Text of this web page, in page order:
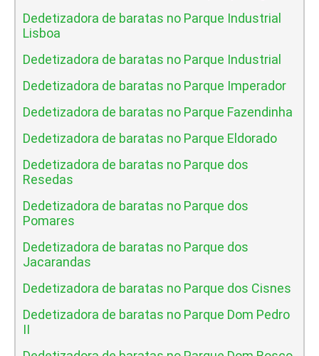
Dedetizadora de baratas no Parque Industrial
Lisboa
Dedetizadora de baratas no Parque Industrial
Dedetizadora de baratas no Parque Imperador
Dedetizadora de baratas no Parque Fazendinha
Dedetizadora de baratas no Parque Eldorado
Dedetizadora de baratas no Parque dos
Resedas
Dedetizadora de baratas no Parque dos
Pomares
Dedetizadora de baratas no Parque dos
Jacarandas
Dedetizadora de baratas no Parque dos Cisnes
Dedetizadora de baratas no Parque Dom Pedro
II